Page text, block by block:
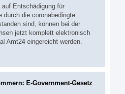
auf Entschädigung für
durch die coronabedingte
sind, können bei der
jetzt komplett elektronisch
Amt24 eingereicht werden.
E-Government-Gesetz